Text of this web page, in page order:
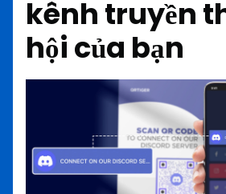
kênh truyền
hội của bạn